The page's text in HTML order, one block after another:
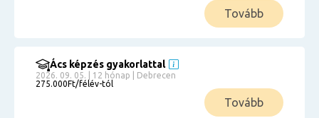
Tovább
Ács képzés gyakorlattal
2026. 09. 05. | 12 hónap | Debrecen
275.000Ft/félév-tól
Tovább